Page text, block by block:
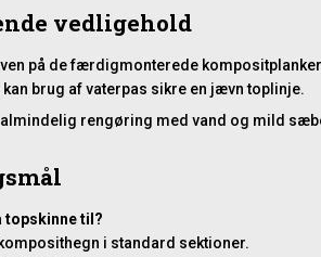
vedligehold
på de færdigmonterede
brug af vaterpas sikre en jævn toplinje.
rengøring med vand og mild
topskinne til?
i standard sektioner.